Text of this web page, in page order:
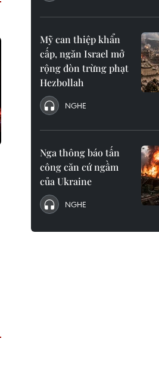
Mỹ can thiệp khẩn
cấp, ngăn Israel mở
rộng đòn trừng phạt
Hezbollah
NGHE
Nga thông báo tấn
công căn cứ ngầm
của Ukraine
NGHE